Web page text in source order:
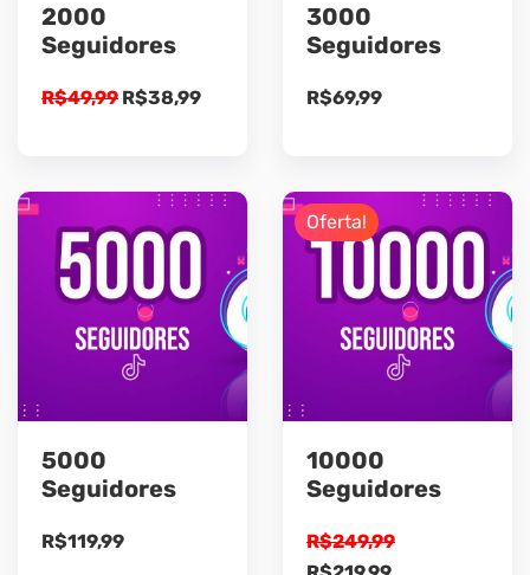
2000
Seguidores
R$49,99 O
era:
R$49,99.
R$38,99O
é:
R$38,99.
3000
Seguidores
R$69,99
5000
Seguidores
R$119,99
Oferta!
10000
Seguidores
R$249,99